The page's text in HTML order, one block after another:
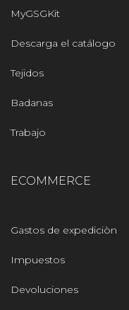
MyGSGKit
Descarga el catálogo
Tejidos
Badanas
Trabajo
ECOMMERCE
Gastos de expediciòn
Impuestos
Devoluciones